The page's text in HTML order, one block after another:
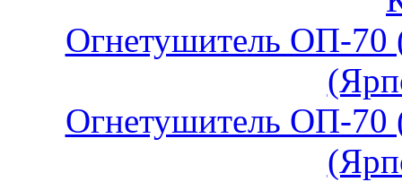
Огнетушитель ОП-
Огнетушитель ОП-